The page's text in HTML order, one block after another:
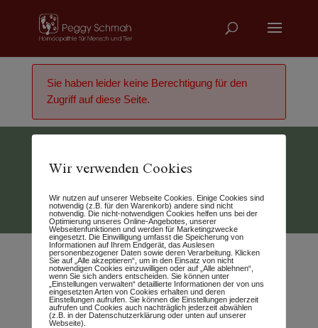
Sie haben leider keine Berechtigung für den
Zugriff auf diese Seite.
Vertrag widerrufen
© 2026 - Peggy Schmah
Wir verwenden Cookies
Wir nutzen auf unserer Webseite Cookies. Einige Cookies sind
notwendig (z.B. für den Warenkorb) andere sind nicht
notwendig. Die nicht-notwendigen Cookies helfen uns bei der
Optimierung unseres Online-Angebotes, unserer
Webseitenfunktionen und werden für Marketingzwecke
eingesetzt. Die Einwilligung umfasst die Speicherung von
Informationen auf Ihrem Endgerät, das Auslesen
personenbezogener Daten sowie deren Verarbeitung. Klicken
Sie auf „Alle akzeptieren“, um in den Einsatz von nicht
notwendigen Cookies einzuwilligen oder auf „Alle ablehnen“,
wenn Sie sich anders entscheiden. Sie können unter
„Einstellungen verwalten“ detaillierte Informationen der von uns
eingesetzten Arten von Cookies erhalten und deren
Einstellungen aufrufen. Sie können die Einstellungen jederzeit
aufrufen und Cookies auch nachträglich jederzeit abwählen
(z.B. in der Datenschutzerklärung oder unten auf unserer
Webseite).